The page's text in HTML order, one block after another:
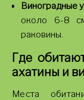
Виноградные
около 6-8
раковины.
Где
ахатины и
Места